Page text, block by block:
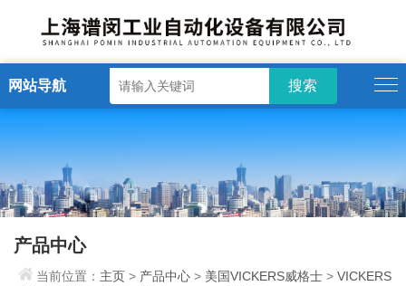
网站导航
产品中心
当前位置： 主页> 产品中心 > 美国VICKERS威格士 >VICKERS